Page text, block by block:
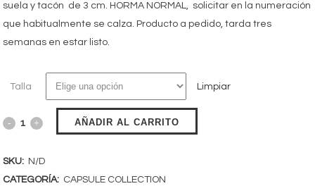
suela y tacón de 3 cm. HORMA NORMAL, solicitar en la numeración
que habitualmente se calza. Producto a pedido, tarda tres
semanas en estar listo.
Talla Limpiar
AÑADIR AL CARRITO
SKU: N/D
CATEGORÍA: CAPSULE COLLECTION